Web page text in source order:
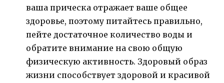
ваша прическа отражает ваше общее
здоровье, поэтому питайтесь правильно,
пейте достаточное количество воды и
обратите внимание на свою общую
физическую активность. Здоровый образ
жизни способствует здоровой и красивой